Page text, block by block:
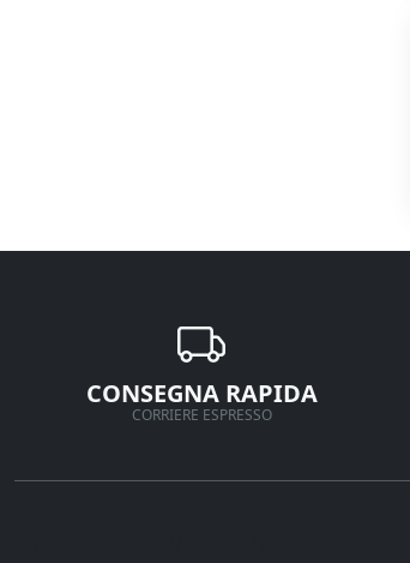
CONSEGNA RAPIDA
CORRIERE ESPRESSO